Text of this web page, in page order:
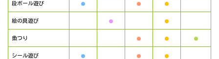
段ボール遊び
絵の具遊び
魚つり
シール遊び